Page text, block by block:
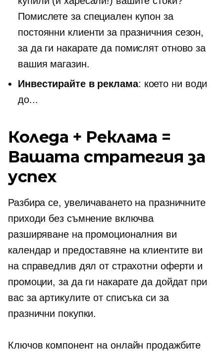
Помислете за специален купон за
постоянни клиенти за празничния сезон,
за да ги накарате да помислят отново за
вашия магазин.
Инвестирайте в реклама: което ни води
до...
Коледа + Реклама =
Вашата стратегия за
успех
Разбира се, увеличаването на празничните
приходи без съмнение включва
разширяване на промоционалния ви
календар и предоставяне на клиентите ви
на справедлив дял от страхотни оферти и
промоции, за да ги накарате да дойдат при
вас за артикулите от списъка си за
празнични покупки.
Ключов компонент на онлайн продажбите